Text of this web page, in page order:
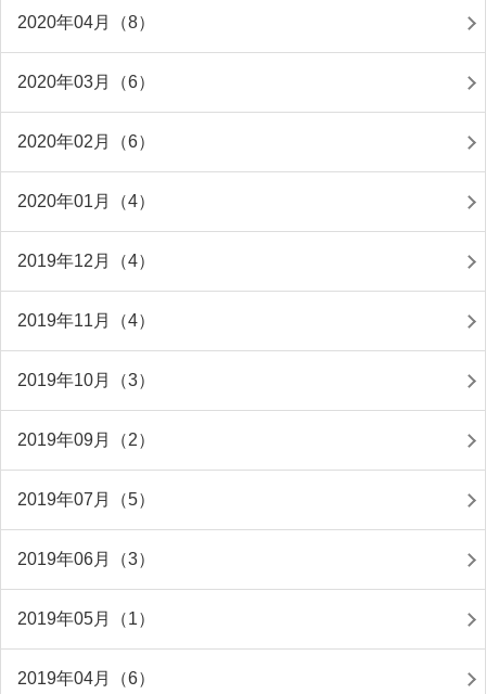
2020年04月（8）
2020年03月（6）
2020年02月（6）
2020年01月（4）
2019年12月（4）
2019年11月（4）
2019年10月（3）
2019年09月（2）
2019年07月（5）
2019年06月（3）
2019年05月（1）
2019年04月（6）